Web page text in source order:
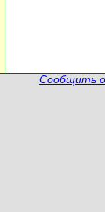
Сообщить о